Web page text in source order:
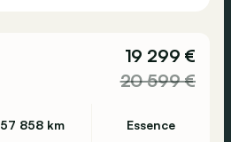
19 299 €
20 599 €
57 858 km Essence